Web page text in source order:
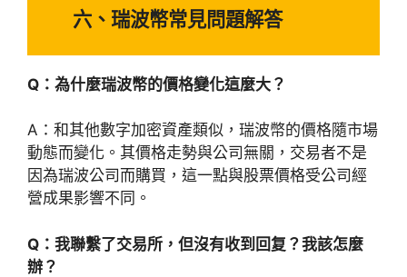
六、瑞波幣常見問題解答
Q：為什麼瑞波幣的價格變化這麼大？
A：和其他數字加密資產類似，瑞波幣的價格隨市場
動態而變化。其價格走勢與公司無關，交易者不是
因為瑞波公司而購買，這一點與股票價格受公司經
營成果影響不同。
Q：我聯繫了交易所，但沒有收到回复？我該怎麼
辦？